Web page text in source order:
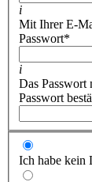
i
Mit Ihrer E-
Passwort*
i
Das Passwort
Passwort
Ich habe kein